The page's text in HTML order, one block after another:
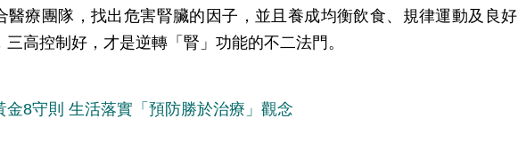
醫療團隊，找出危害腎臟的因子，並且養成均衡飲食、規律運動及良好
三高控制好，才是逆轉「腎」功能的不二法門。
金8守則 生活落實「預防勝於治療」觀念